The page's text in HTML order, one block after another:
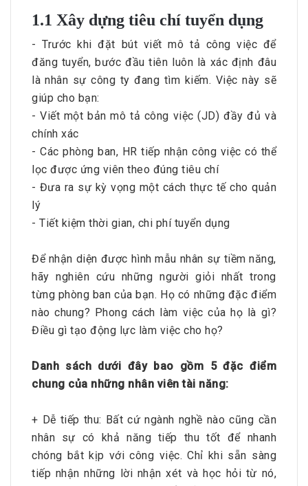
1.1 Xây dựng tiêu chí tuyển dụng
- Trước khi đặt bút viết mô tả công việc để
đăng tuyển, bước đầu tiên luôn là xác định đâu
là nhân sự công ty đang tìm kiếm. Việc này sẽ
giúp cho bạn:
- Viết một bản mô tả công việc (JD) đầy đủ và
chính xác
- Các phòng ban, HR tiếp nhận công việc có thể
lọc được ứng viên theo đúng tiêu chí
- Đưa ra sự kỳ vọng một cách thực tế cho quản
lý
- Tiết kiệm thời gian, chi phí tuyển dụng
Để nhận diện được hình mẫu nhân sự tiềm năng,
hãy nghiên cứu những người giỏi nhất trong
từng phòng ban của bạn. Họ có những đặc điểm
nào chung? Phong cách làm việc của họ là gì?
Điều gì tạo động lực làm việc cho họ?
Danh sách dưới đây bao gồm 5 đặc điểm
chung của những nhân viên tài năng:
+ Dễ tiếp thu: Bất cứ ngành nghề nào cũng cần
nhân sự có khả năng tiếp thu tốt để nhanh
chóng bắt kịp với công việc. Chỉ khi sẵn sàng
tiếp nhận những lời nhận xét và học hỏi từ nó,